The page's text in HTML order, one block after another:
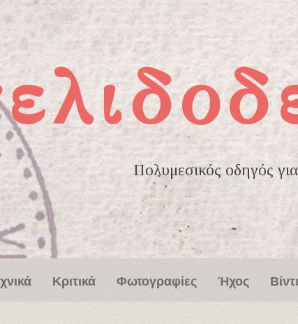
Πολυμεσικός οδηγός
Κριτικά Φωτογραφίες Ήχος